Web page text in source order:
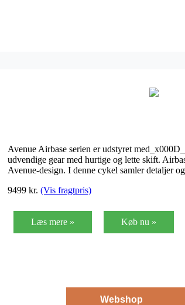
Avenue Airbase serien er udstyret med_x000D_
udvendige gear med hurtige og lette skift.
Avenue-design. I denne cykel samler detaljer
9499 kr. (Vis fragtpris)
Læs mere » Køb nu »
Webshop